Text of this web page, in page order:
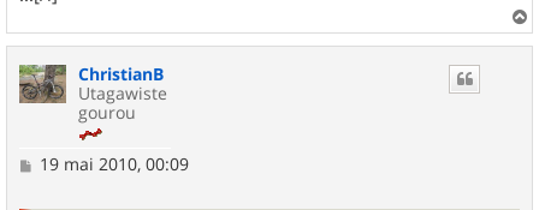
a
ChristianB
Utagawiste
gourou
M19 mai 2010, 00:09